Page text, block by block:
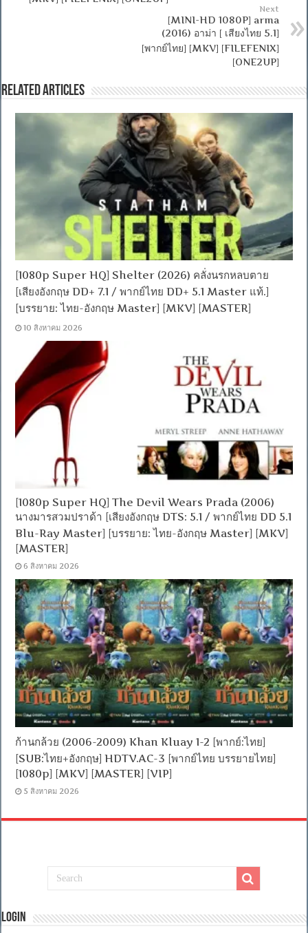
Next
[MINI-HD 1080P] arma
(2016) อาม่า [ เสียงไทย 5.1]
[พากย์ไทย] [MKV] [FILEFENIX]
[ONE2UP]
Related Articles
[1080p Super HQ] Shelter (2026) คลั่งนรกหลบตาย
[เสียงอังกฤษ DD+ 7.1 / พากย์ไทย DD+ 5.1 Master แท้.]
[บรรยาย: ไทย-อังกฤษ Master] [MKV] [MASTER]
10 สิงหาคม 2026
[1080p Super HQ] The Devil Wears Prada (2006)
นางมารสวมปราด้า [เสียงอังกฤษ DTS: 5.1 / พากย์ไทย DD 5.1
Blu-Ray Master] [บรรยาย: ไทย-อังกฤษ Master] [MKV]
[MASTER]
6 สิงหาคม 2026
ก้านกล้วย (2006-2009) Khan Kluay 1-2 [พากย์:ไทย]
[SUB:ไทย+อังกฤษ] HDTV.AC-3 [พากย์ไทย บรรยายไทย]
[1080p] [MKV] [MASTER] [VIP]
5 สิงหาคม 2026
Login